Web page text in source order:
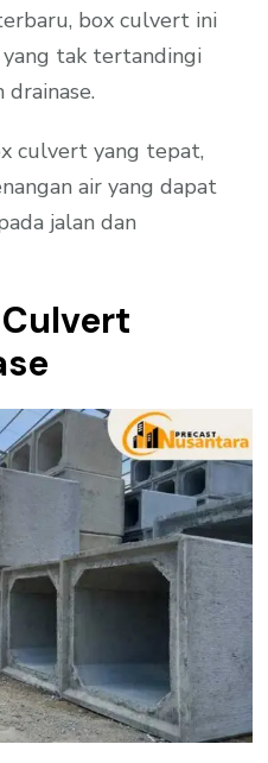
box culvert ini
tak tertandingi
drainase.
culvert yang tepat,
air yang dapat
jalan dan